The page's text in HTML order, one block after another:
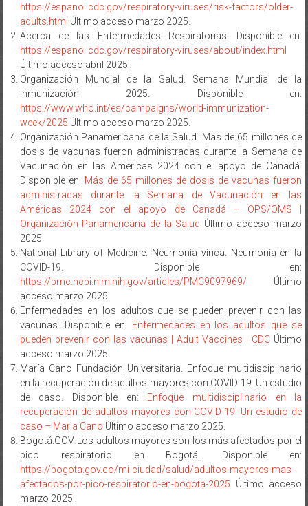
adults.htmlÚltimo acceso marzo 2025.
Acerca de las Enfermedades Respiratorias. Disponible en:
https://espanol.cdc.gov/respiratory-viruses/about/index.html
Último acceso abril 2025.
Organización Mundial de la Salud. Semana Mundial de la
Inmunización 2025. Disponible en:
https://www.who.int/es/campaigns/world-immunization-
week/2025Último acceso marzo 2025.
Organización Panamericana de la Salud. Más de 65 millones de
dosis de vacunas fueron administradas durante la Semana de
Vacunación en las Américas 2024 con el apoyo de Canadá.
Disponible en:Más de 65 millones de dosis de vacunas fueron
administradas durante la Semana de Vacunación en las
Américas 2024 con el apoyo de Canadá – OPS/OMS |
Organización Panamericana de la SaludÚltimo acceso marzo
2025.
National Library of Medicine. Neumonía vírica. Neumonía en la
COVID-19. Disponible en:
https://pmc.ncbi.nlm.nih.gov/articles/PMC9097969/
Último
acceso marzo 2025.
Enfermedades en los adultos que se pueden prevenir con las
vacunas. Disponible en:Enfermedades en los adultos que se
pueden prevenir con las vacunas | Adult Vaccines | CDC Último
acceso marzo 2025.
María Cano Fundación Universitaria. Enfoque multidisciplinario
en la recuperación de adultos mayores con COVID-19: Un estudio
de caso. Disponible en: Enfoque multidisciplinario en la
recuperación de adultos mayores con COVID-19: Un estudio de
caso – Maria CanoÚltimo acceso marzo 2025.
Bogotá.GOV. Los adultos mayores son los más afectados por el
pico respiratorio en Bogotá. Disponible en:
https://bogota.gov.co/mi-ciudad/salud/adultos-mayores-mas-
afectados-por-pico-respiratorio-en-bogota-2025Último acceso
marzo 2025.
Prevención de los Virus Respiratorios. Disponible en: